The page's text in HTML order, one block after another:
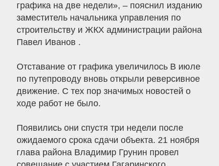
графика на две недели», – пояснил изданию
заместитель начальника управления по
строительству и ЖКХ администрации района
Павел Иванов .
Отставание от графика увеличилось В июле
по путепроводу вновь открыли реверсивное
движение. С тех пор значимых новостей о
ходе работ не было.
Появились они спустя три недели после
ожидаемого срока сдачи объекта. 21 ноября
глава района Владимир Грунин провел